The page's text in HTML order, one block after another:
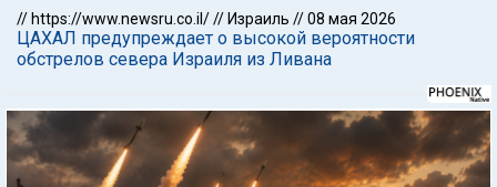
// https://www.newsru.co.il/// Израиль //08 мая 2026
ЦАХАЛ предупреждает о высокой вероятности
обстрелов севера Израиля из Ливана